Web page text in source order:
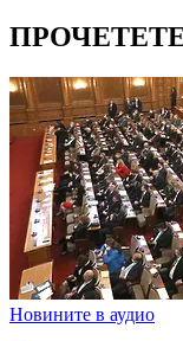
Новините в аудио